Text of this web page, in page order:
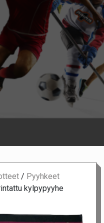
/ Pyyhkeet
kylpypyyhe